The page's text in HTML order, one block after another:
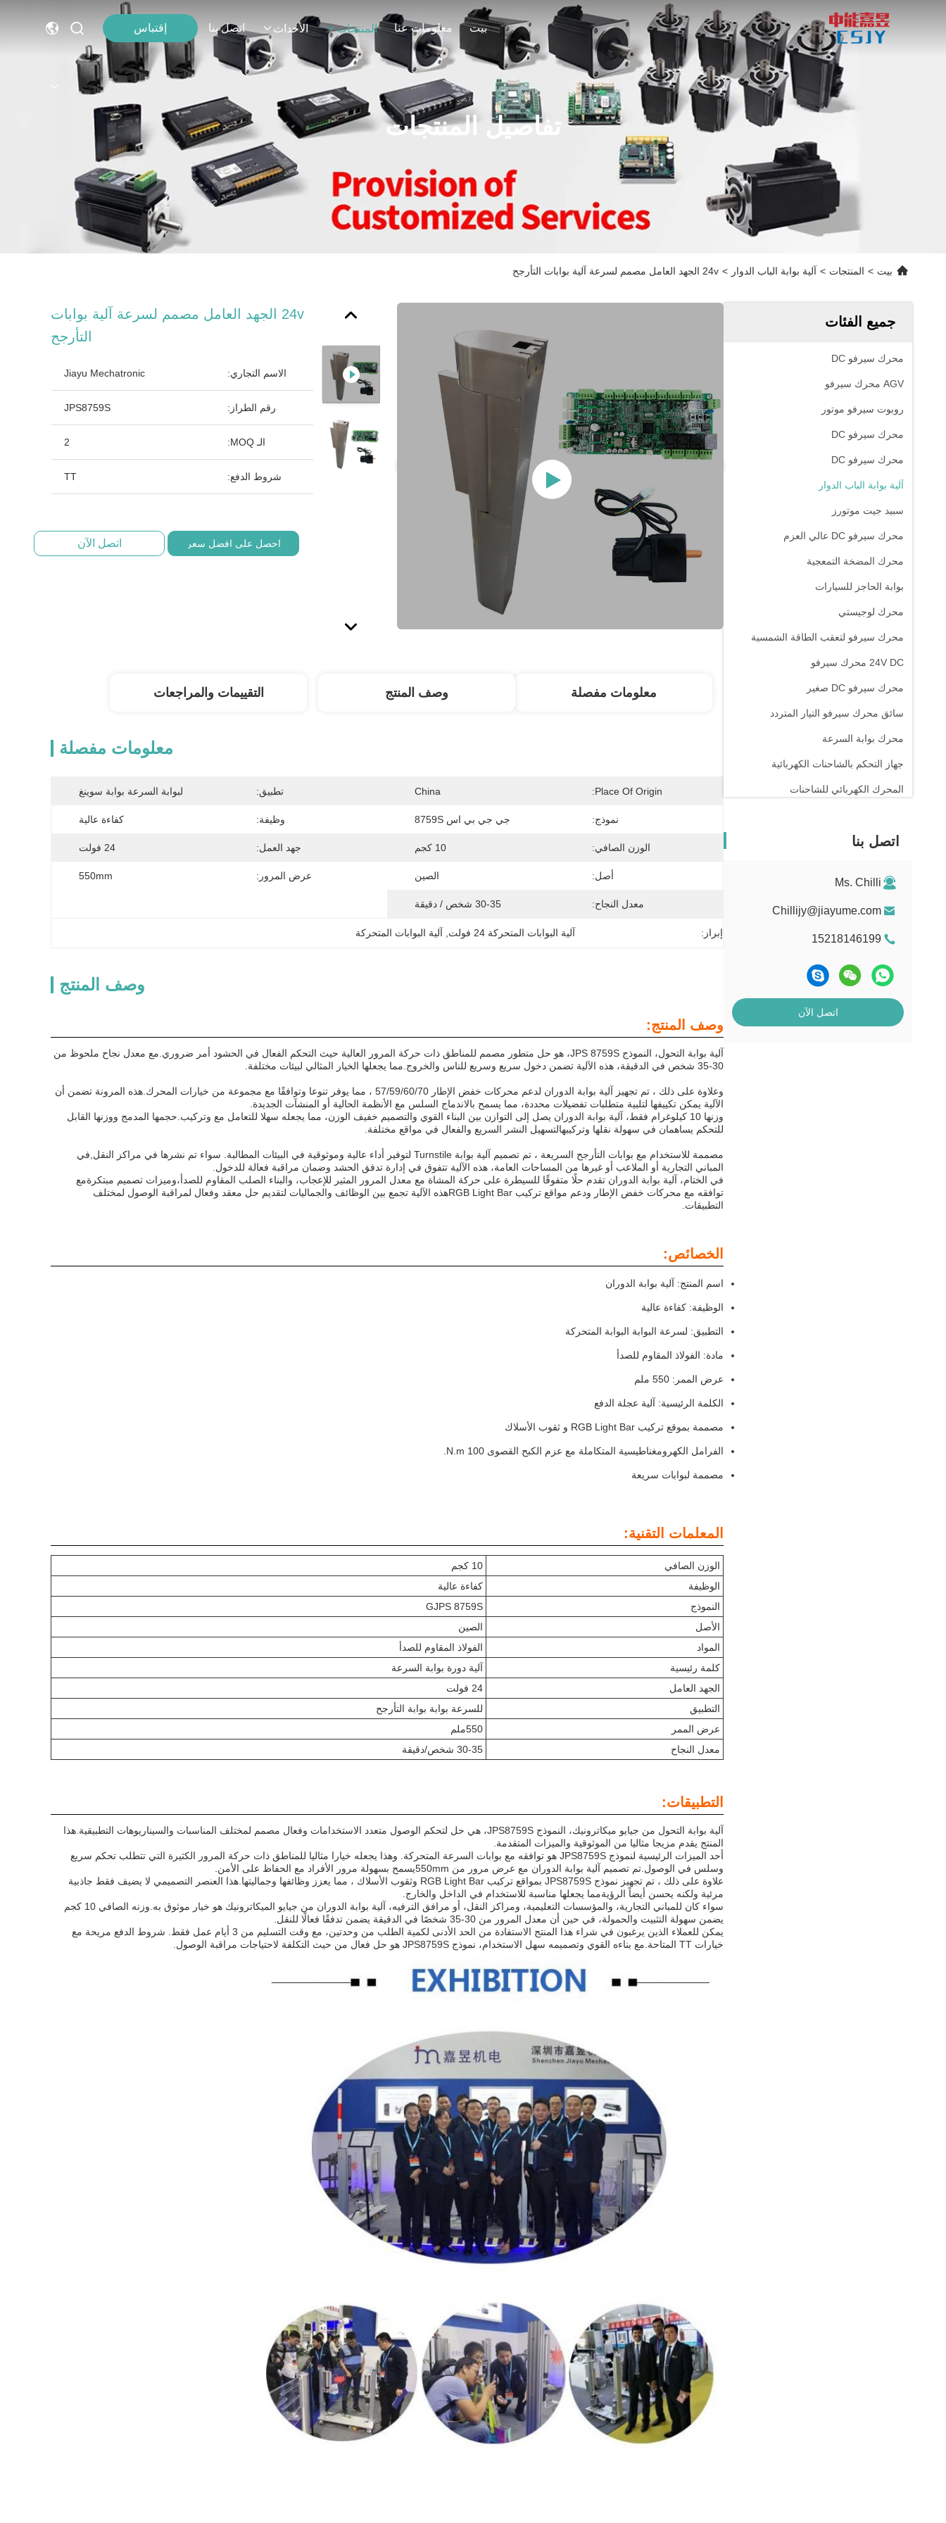
بيت معلومات عنا المنتجات الأحداث اتصل بنا إقتباس
تفاصيل المنتجات
بيت > المنتجات > آلية بوابة الباب الدوار > 24v الجهد العامل مصمم لسرعة آلية بوابات التأرجح
جميع الفئات
محرك سيرفو DC
AGV محرك سيرفو
روبوت سيرفو موتور
محرك سيرفو DC
محرك سيرفو DC
آلية بوابة الباب الدوار
سبيد جيت موتورز
محرك سيرفو DC عالي العزم
محرك المضخة التمعجية
بوابة الحاجز للسيارات
محرك لوجيستي
محرك سيرفو لتعقب الطاقة الشمسية
24V DC محرك سيرفو
محرك سيرفو DC صغير
سائق محرك سيرفو التيار المتردد
محرك بوابة السرعة
جهاز التحكم بالشاحنات الكهربائية
المحرك الكهربائي للشاحنات
اتصل بنا
Ms. Chilli
Chillijy@jiayume.com
15218146199
اتصل الآن
24v الجهد العامل مصمم لسرعة آلية بوابات
التأرجح
الاسم التجاري: Jiayu Mechatronic
رقم الطراز: JPS8759S
الـ MOQ: 2
شروط الدفع: TT
احصل على افضل سعر اتصل الآن
معلومات مفصلة وصف المنتج التقييمات والمراجعات
معلومات مفصلة
Place Of Origin:
China تطبيق: لبوابة السرعة بوابة سوينغ
نموذج: جي جي بي اس 8759S وظيفة: كفاءة عالية
الوزن الصافي: 10 كجم جهد العمل: 24 فولت
أصل: الصين عرض المرور: 550mm
معدل النجاح: 30-35 شخص / دقيقة
إبراز: آلية البوابات المتحركة 24 فولت آلية البوابات المتحركة
وصف المنتج
وصف المنتج:
آلية بوابة التحول، النموذج JPS 8759S، هو حل متطور مصمم للمناطق ذات حركة المرور العالية حيث التحكم الفعال في الحشود أمر ضروري.مع معدل نجاح ملحوظ من
30-35 شخص في الدقيقة، هذه الآلية تضمن دخول سريع وسريع للناس والخروج.مما يجعلها الخيار المثالي لبيئات مختلفة.
وعلاوة على ذلك ، تم تجهيز آلية بوابة الدوران لدعم محركات خفض الإطار 57/59/60/70 ، مما يوفر تنوعا وتوافقًا مع مجموعة من خيارات المحرك.هذه المرونة تضمن أن
الآلية يمكن تكييفها لتلبية متطلبات تفضيلات محددة، مما يسمح بالاندماج السلس مع الأنظمة الحالية أو المنشآت الجديدة.
وزنها 10 كيلوغرام فقط، آلية بوابة الدوران يصل إلى التوازن بين البناء القوي والتصميم خفيف الوزن، مما يجعله سهلا للتعامل مع وتركيب.حجمها المدمج ووزنها القابل
للتحكم يساهمان في سهولة نقلها وتركيبهالتسهيل النشر السريع والفعال في مواقع مختلفة.
مصممة للاستخدام مع بوابات التأرجح السريعة ، تم تصميم آلية بوابة Turnstile لتوفير أداء عالية وموثوقية في البيئات المطالبة. سواء تم نشرها في مراكز النقل,في
المباني التجارية أو الملاعب أو غيرها من المساحات العامة، هذه الآلية تتفوق في إدارة تدفق الحشد وضمان مراقبة فعالة للدخول.
في الختام، آلية بوابة الدوران تقدم حلًا متفوقًا للسيطرة على حركة المشاة مع معدل المرور المثير للإعجاب، والبناء الصلب المقاوم للصدأ،وميزات تصميم مبتكرةمع
توافقه مع محركات خفض الإطار ودعم مواقع تركيب RGB Light Barهذه الآلية تجمع بين الوظائف والجماليات لتقديم حل معقد وفعال لمراقبة الوصول لمختلف
التطبيقات.
الخصائص:
اسم المنتج: آلية بوابة الدوران
الوظيفة: كفاءة عالية
التطبيق: لسرعة البوابة البوابة المتحركة
مادة: الفولاذ المقاوم للصدأ
عرض الممر: 550 ملم
الكلمة الرئيسية: آلية عجلة الدفع
مصممة بموقع تركيب RGB Light Bar و ثقوب الأسلاك
الفرامل الكهرومغناطيسية المتكاملة مع عزم الكبح القصوى 100 N.m.
مصممة لبوابات سريعة
المعلمات التقنية:
الوزن الصافي
10 كجم
الوظيفة
كفاءة عالية
النموذج
GJPS 8759S
الأصل
الصين
المواد
الفولاذ المقاوم للصدأ
كلمة رئيسية
آلية دورة بوابة السرعة
الجهد العامل
24 فولت
التطبيق
للسرعة بوابة بوابة التأرجح
عرض الممر
550ملم
معدل النجاح
30-35 شخص/دقيقة
التطبيقات:
آلية بوابة التحول من جيايو ميكاترونيك، النموذج JPS8759S، هي حل لتحكم الوصول متعدد الاستخدامات وفعال مصمم لمختلف المناسبات والسيناريوهات التطبيقية.هذا
المنتج يقدم مزيجا مثاليا من الموثوقية والميزات المتقدمة.
أحد الميزات الرئيسية لنموذج JPS8759S هو توافقه مع بوابات السرعة المتحركة. وهذا يجعله خيارا مثاليا للمناطق ذات حركة المرور الكثيرة التي تتطلب تحكم سريع
وسلس في الوصول.تم تصميم آلية بوابة الدوران مع عرض مرور من 550mmيسمح بسهولة مرور الأفراد مع الحفاظ على الأمن.
علاوة على ذلك ، تم تجهيز نموذج JPS8759S بمواقع تركيب RGB Light Bar وثقوب الأسلاك ، مما يعزز وظائفها وجماليتها.هذا العنصر التصميمي لا يضيف فقط جاذبية
مرئية ولكنه يحسن أيضاً الرؤيةمما يجعلها مناسبة للاستخدام في الداخل والخارج.
سواء كان للمباني التجارية، والمؤسسات التعليمية، ومراكز النقل، أو مرافق الترفيه، آلية بوابة الدوران من جيايو الميكاترونيك هو خيار موثوق به.وزنه الصافي 10 كجم
يضمن سهولة التثبيت والحمولة، في حين أن معدل المرور من 30-35 شخصًا في الدقيقة يضمن تدفقًا فعالًا للنقل.
يمكن للعملاء الذين يرغبون في شراء هذا المنتج الاستفادة من الحد الأدنى لكمية الطلب من وحدتين، مع وقت التسليم من 3 أيام عمل فقط. شروط الدفع مريحة مع
خيارات TT المتاحة.مع بناءه القوي وتصميمه سهل الاستخدام، نموذج JPS8759S هو حل فعال من حيث التكلفة لاحتياجات مراقبة الوصول.